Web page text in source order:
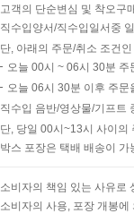
고객의 단순변심 및 착오구
직수입양서/직수입일서중
단, 아래의 주문/취소 조건
오늘 00시 ~ 06시 30분
오늘 06시 30분 이후 주
직수입 음반/영상물/기프트
단, 당일 00시~13시 사이의
박스 포장은 택배 배송이
소비자의 책임 있는 사유로
소비자의 사용, 포장 개봉